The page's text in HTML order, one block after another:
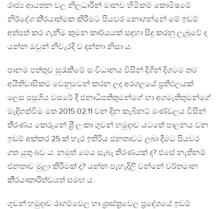
රාජ්‍ය ආයතන වල නිලධාරීන් මානව හිමිකම් කොමිෂමේ
නිර්දේශ කි‍්‍රයාත්මක කිරීමට පියවර නොගන්නේ මේ ඉඩම්
අත්පත් කර ගැනීම කුමන කාර්යයක් සඳහා සිදු කරනු ලැබූවේ ද
යන්න ඔවුන් නිවැරදි ව දන්නා නිසා ය.
පානම පත්තුව සුරැකීමේ සංවිධානය විසින් දිගින් දිගටම තම
අයිතිවාසිකම වෙනුවෙන් කරන ලද අරගලයේ ප‍්‍රතිඵලයක්
ලෙස පසුගිය වසරේ දී ජනාධිපතිතුමන්ගේ හා අගමැතිතුමන්ගේ
මැදිහත්වීම මත 2015.02.11 වන දින කැබිනට් මණ්ඩලය විසින්
තීරණය කෙරුනේ ශ‍්‍රී ලංකා ගුවන් හමුදාව යටතේ පාලනය වන
ඉඩම් අක්කර 25 ක් හැර ඉතිරිය ජනතාවට ලබා දීමට පියවර
ගත යුතු බව ය. නමුත් මෙය සැබෑ තීරණයක් ද? එසේ නැතිනම්
ජනතාව මුලා කිරීමක් ද? යන්න පැහැදිලි වන්නේ වර්තමාන
කි‍්‍රයාකාරීත්වයත් සමඟ ය.
ගුවන් හමුදාව රාගම්වෙල හා ශ‍්‍රාස්ත‍්‍රවෙල ප‍්‍රදේශයේ ඉඩම්